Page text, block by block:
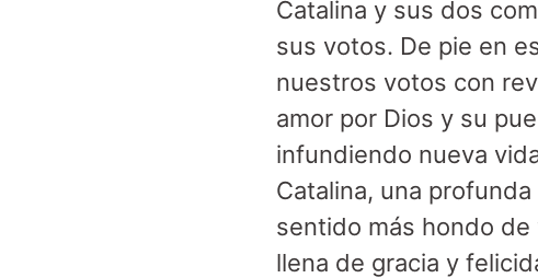
Catalina y sus dos
sus votos. De pie en
nuestros votos con
amor por Dios y su
infundiendo nueva
Catalina, una
sentido más hondo
llena de gracia y